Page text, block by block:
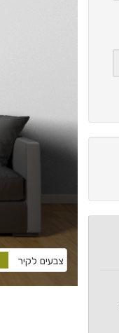
צבעים לקיר